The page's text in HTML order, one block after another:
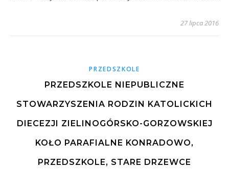
27 lipca 2016
PRZEDSZKOLE
PRZEDSZKOLE NIEPUBLICZNE
STOWARZYSZENIA RODZIN KATOLICKICH
DIECEZJI ZIELINOGÓRSKO-GORZOWSKIEJ
KOŁO PARAFIALNE KONRADOWO,
PRZEDSZKOLE, STARE DRZEWCE